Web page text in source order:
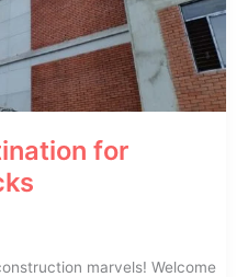
for
marvels! Welcome